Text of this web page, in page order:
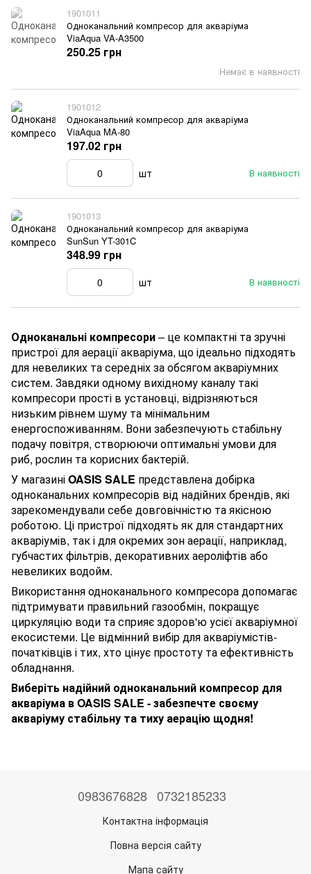
1901011
Одноканальний компресор для акваріума
ViaAqua VA-A3500
Немає в наявності
250.25 грн
1901012
Одноканальний компресор для акваріума
ViaAqua MA-80
В наявності
197.02 грн
шт
1901013
Одноканальний компресор для акваріума
SunSun YT-301C
В наявності
348.99 грн
шт
Одноканальні компресори– це компактні та зручні
пристрої для аерації акваріума, що ідеально підходять
для невеликих та середніх за обсягом акваріумних
систем. Завдяки одному вихідному каналу такі
компресори прості в установці, відрізняються
низьким рівнем шуму та мінімальним
енергоспоживанням. Вони забезпечують стабільну
подачу повітря, створюючи оптимальні умови для
риб, рослин та корисних бактерій.
У магазиніOASIS SALE представлена ​​добірка
одноканальних компресорів від надійних брендів, які
зарекомендували себе довговічністю та якісною
роботою. Ці пристрої підходять як для стандартних
акваріумів, так і для окремих зон аерації, наприклад,
губчастих фільтрів, декоративних аероліфтів або
невеликих водойм.
Використання одноканального компресора допомагає
підтримувати правильний газообмін, покращує
циркуляцію води та сприяє здоров'ю усієї акваріумної
екосистеми. Це відмінний вибір для акваріумістів-
початківців і тих, хто цінує простоту та ефективність
обладнання.
Виберіть надійний одноканальний компресор для
акваріума в OASIS SALE - забезпечте своєму
акваріуму стабільну та тиху аерацію щодня!
0983676828 0732185233
Контактна інформація
Повна версія сайту
Мапа сайту